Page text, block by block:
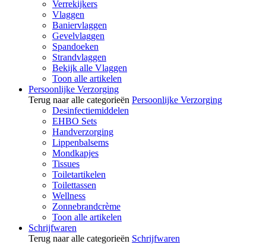
Verrekijkers
Vlaggen
Baniervlaggen
Gevelvlaggen
Spandoeken
Strandvlaggen
Bekijk alle Vlaggen
Toon alle artikelen
Persoonlijke Verzorging
Terug naar alle categorieën Persoonlijke Verzorging
Desinfectiemiddelen
EHBO Sets
Handverzorging
Lippenbalsems
Mondkapjes
Tissues
Toiletartikelen
Toilettassen
Wellness
Zonnebrandcrème
Toon alle artikelen
Schrijfwaren
Terug naar alle categorieën Schrijfwaren